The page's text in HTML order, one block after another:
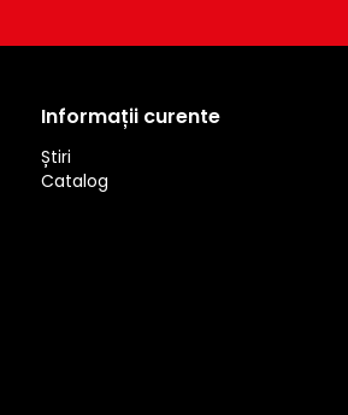
Informații curente
Știri
Catalog